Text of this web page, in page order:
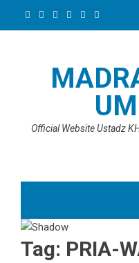
Official Website Ustadz
Tag: PRIA-